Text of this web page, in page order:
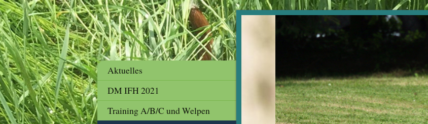
Aktuelles
DM IFH 2021
Training A/B/C und Welpen